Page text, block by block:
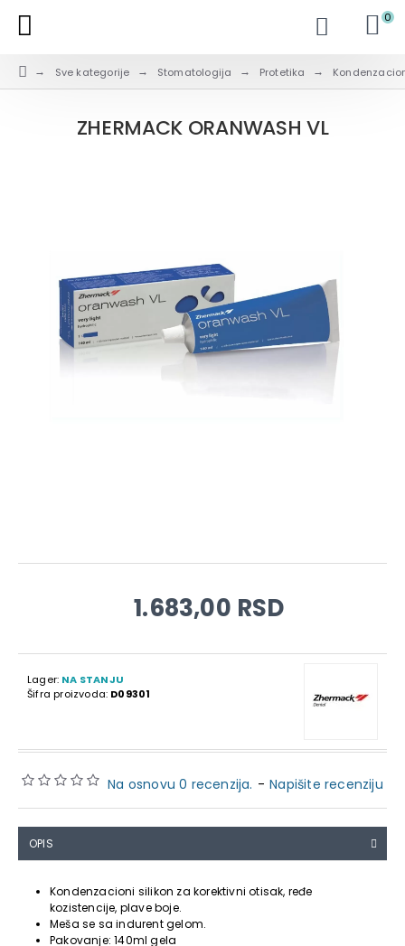
0
Sve kategorije Stomatologija Protetika
ZHERMACK ORANWASH VL
Lager: NA STANJU
Šifra proizvoda: D09301
Na osnovu 0 recenzija. - Napišite recenziju
1.683,00 RSD
OPIS
Kondenzacioni silikon za korektivni otisak, ređe
kozistencije, plave boje.
Meša se sa indurent gelom.
Pakovanje: 140ml gela